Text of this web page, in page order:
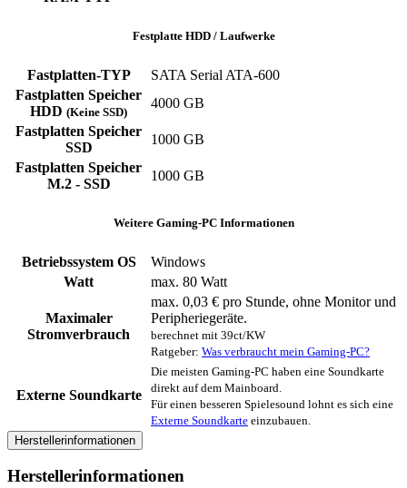
Festplatte HDD / Laufwerke
Fastplatten-TYP
‎SATA ‎Serial ATA-600
Fastplatten Speicher
HDD (Keine SSD)
4000 GB
Fastplatten Speicher
SSD
1000 GB
Fastplatten Speicher
M.2 - SSD
1000 GB
Weitere Gaming-PC Informationen
Betriebssystem OS
Windows
Watt
max. 80 Watt
Maximaler
Stromverbrauch
max. 0,03 € pro Stunde, ohne Monitor und
Peripheriegeräte.
berechnet mit 39ct/KW
Ratgeber: Was verbraucht mein Gaming-PC?
Externe Soundkarte
Die meisten Gaming-PC haben eine Soundkarte
direkt auf dem Mainboard.
Für einen besseren Spielesound lohnt es sich eine
Externe Soundkarte einzubauen.
Herstellerinformationen
Herstellerinformationen